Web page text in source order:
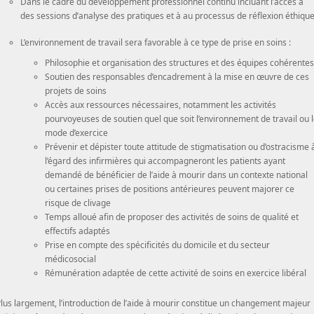
des sessions d’analyse des pratiques et à au processus de réflexion éthique
L’environnement de travail sera favorable à ce type de prise en soins :
Philosophie et organisation des structures et des équipes cohérentes
Soutien des responsables d’encadrement à la mise en œuvre de ces
projets de soins
Accès aux ressources nécessaires, notamment les activités
pourvoyeuses de soutien quel que soit l’environnement de travail ou
mode d’exercice
Prévenir et dépister toute attitude de stigmatisation ou d’ostracisme
l’égard des infirmières qui accompagneront les patients ayant
demandé de bénéficier de l’aide à mourir dans un contexte national
ou certaines prises de positions antérieures peuvent majorer ce
risque de clivage
Temps alloué afin de proposer des activités de soins de qualité et
effectifs adaptés
Prise en compte des spécificités du domicile et du secteur
médicosocial
Rémunération adaptée de cette activité de soins en exercice libéral
largement, l’introduction de l’aide à mourir constitue un changement majeur